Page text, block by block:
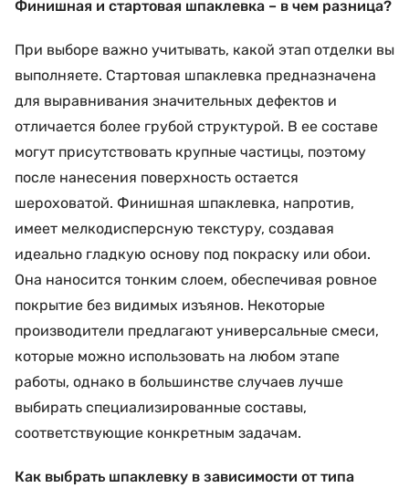
Финишная и стартовая шпаклевка – в чем разница?
При выборе важно учитывать, какой этап отделки вы
выполняете. Стартовая шпаклевка предназначена
для выравнивания значительных дефектов и
отличается более грубой структурой. В ее составе
могут присутствовать крупные частицы, поэтому
после нанесения поверхность остается
шероховатой. Финишная шпаклевка, напротив,
имеет мелкодисперсную текстуру, создавая
идеально гладкую основу под покраску или обои.
Она наносится тонким слоем, обеспечивая ровное
покрытие без видимых изъянов. Некоторые
производители предлагают универсальные смеси,
которые можно использовать на любом этапе
работы, однако в большинстве случаев лучше
выбирать специализированные составы,
соответствующие конкретным задачам.
Как выбрать шпаклевку в зависимости от типа